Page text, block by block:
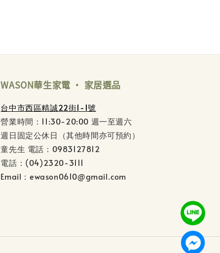
WASON華生家電 ‧ 家居選品
台中市西區精誠22街1-1號
營業時間：11:30-20:00 週一至週六
週日固定公休日（其他時間亦可預約）
童先生 電話：0983127812
電話：(04)2320-3111
Email：ewason0610@gmail.com